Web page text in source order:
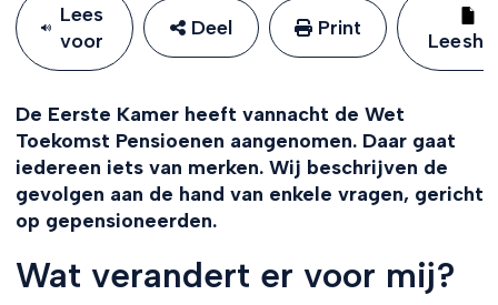
Lees
voor
Deel Print
De Eerste Kamer heeft vannacht de Wet
Toekomst Pensioenen aangenomen. Daar gaat
iedereen iets van merken. Wij beschrijven de
gevolgen aan de hand van enkele vragen, gericht
op gepensioneerden.
Wat verandert er voor mij?